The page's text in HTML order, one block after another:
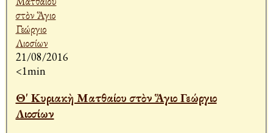
21/08/2016
<1min
Θ' Κυριακὴ Ματθαίου στὸν Ἅγιο Γεώργιο
Λιοσίων